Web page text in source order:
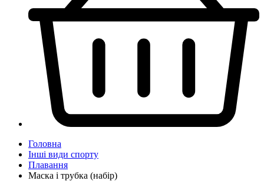
Головна
Інші види спорту
Плавання
Маска і трубка (набір)